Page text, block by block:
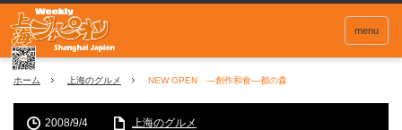
menu
ホーム 上海のグルメ NEW OPEN ―創作和食―都の森
2008/9/4 上海のグルメ